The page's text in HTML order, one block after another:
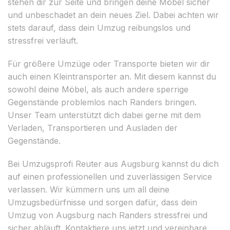
und unbeschadet an dein neues Ziel. Dabei achten wir
stets darauf, dass dein Umzug reibungslos und
stressfrei verläuft.
Für größere Umzüge oder Transporte bieten wir dir
auch einen Kleintransporter an. Mit diesem kannst du
sowohl deine Möbel, als auch andere sperrige
Gegenstände problemlos nach Randers bringen.
Unser Team unterstützt dich dabei gerne mit dem
Verladen, Transportieren und Ausladen der
Gegenstände.
Bei Umzugsprofi Reuter aus Augsburg kannst du dich
auf einen professionellen und zuverlässigen Service
verlassen. Wir kümmern uns um all deine
Umzugsbedürfnisse und sorgen dafür, dass dein
Umzug von Augsburg nach Randers stressfrei und
sicher abläuft. Kontaktiere uns jetzt und vereinbare